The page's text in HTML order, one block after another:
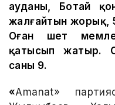
ауданы, Ботай
жалғайтын
Оған шет
қатысып жатыр.
саны 9.
«Amanat»